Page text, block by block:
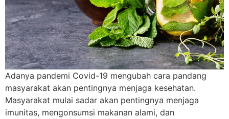
Adanya pandemi Covid-19 mengubah cara pandang
masyarakat akan pentingnya menjaga kesehatan.
Masyarakat mulai sadar akan pentingnya menjaga
imunitas, mengonsumsi makanan alami, dan